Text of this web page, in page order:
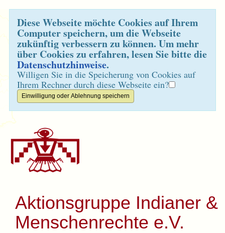
Diese Webseite möchte Cookies auf Ihrem
Computer speichern, um die Webseite
zukünftig verbessern zu können. Um mehr
über Cookies zu erfahren, lesen Sie bitte die
Datenschutzhinweise.
Willigen Sie in die Speicherung von Cookies auf
Ihrem Rechner durch diese Webseite ein?
Aktionsgruppe Indianer &
Menschenrechte e.V.